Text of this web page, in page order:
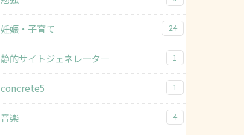
妊娠・子育て 24
静的サイトジェネレータ― 1
concrete5 1
音楽 4